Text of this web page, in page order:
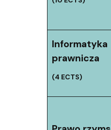
Informatyka
prawnicza
(4 ECTS)